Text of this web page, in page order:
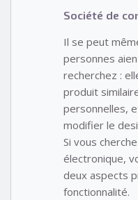
Société de
Il se peut
personnes
recherchez :
produit
personnelles,
modifier le
Si vous
électronique,
deux aspects
fonctionnalité.